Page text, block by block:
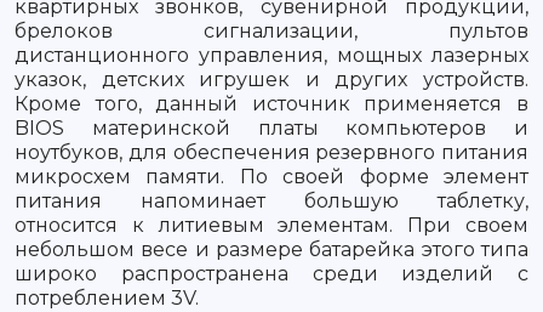
квартирных звонков, сувенирной продукции,
брелоков сигнализации, пультов
дистанционного управления, мощных лазерных
указок, детских игрушек и других устройств.
Кроме того, данный источник применяется в
BIOS материнской платы компьютеров и
ноутбуков, для обеспечения резервного питания
микросхем памяти. По своей форме элемент
питания напоминает большую таблетку,
относится к литиевым элементам. При своем
небольшом весе и размере батарейка этого типа
широко распространена среди изделий с
потреблением 3V.